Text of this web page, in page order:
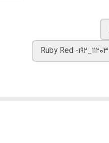
Ruby Red -192_11203